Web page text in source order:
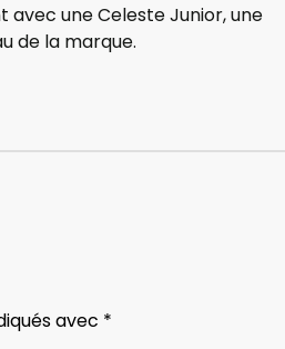
une Celeste Junior, une
de la marque.
avec *